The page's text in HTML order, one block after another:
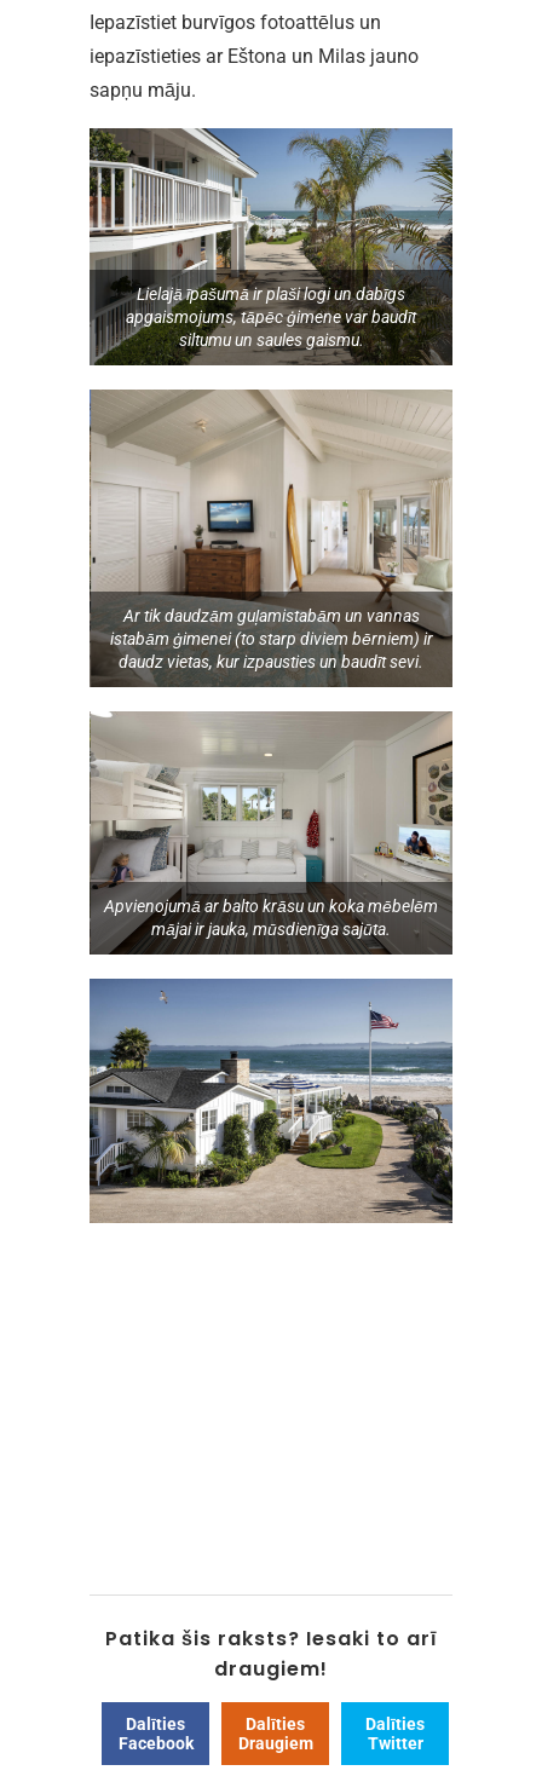
Iepazīstiet burvīgos fotoattēlus un
iepazīstieties ar Eštona un Milas jauno
sapņu māju.
Lielajā īpašumā ir plaši logi un dabīgs
apgaismojums, tāpēc ģimene var baudīt
siltumu un saules gaismu.
Ar tik daudzām guļamistabām un vannas
istabām ģimenei (to starp diviem bērniem) ir
daudz vietas, kur izpausties un baudīt sevi.
Apvienojumā ar balto krāsu un koka mēbelēm
mājai ir jauka, mūsdienīga sajūta.
Patika šis raksts? Iesaki to arī
draugiem!
Dalīties
Facebook
Dalīties
Draugiem
Dalīties
Twitter